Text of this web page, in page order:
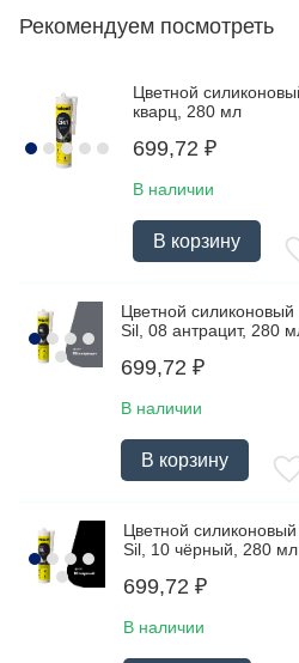
Рекомендуем посмотреть
Цветной
кварц, 280 мл
699,72 ₽
В наличии
В корзину
Цветной
Sil, 08 антрацит, 280
699,72 ₽
В наличии
В корзину
Цветной
Sil, 10 чёрный, 280 мл
699,72 ₽
В наличии